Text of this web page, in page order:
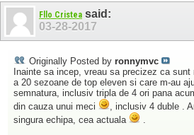
Fllo Cristea said:
03-28-2017
Originally Posted by ronnymvc
Inainte sa incep, vreau sa precizez ca sunt
a 20 sezoane de top eleven si care m-au
semnatura, inclusiv tripla de 4 ori pana
din cauza unui meci
, inclusiv 4 duble .
singura echipa, cea actuala
.